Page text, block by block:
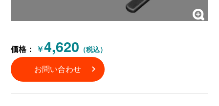
価格： ￥4,620 （税込）
お問い合わせ